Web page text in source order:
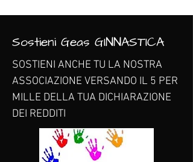
Sostieni Geas GINNASTICA
SOSTIENI ANCHE TU LA NOSTRA
ASSOCIAZIONE VERSANDO IL 5 PER
MILLE DELLA TUA DICHIARAZIONE
DEI REDDITI